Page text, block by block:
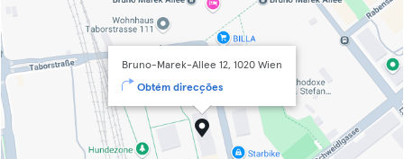
Bruno-Marek-Allee 12, 1020 Wien
Obtém direcções